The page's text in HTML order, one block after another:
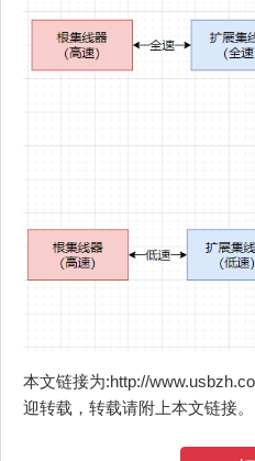
本文链接为:http://
迎转载，转载请附上本文链接。